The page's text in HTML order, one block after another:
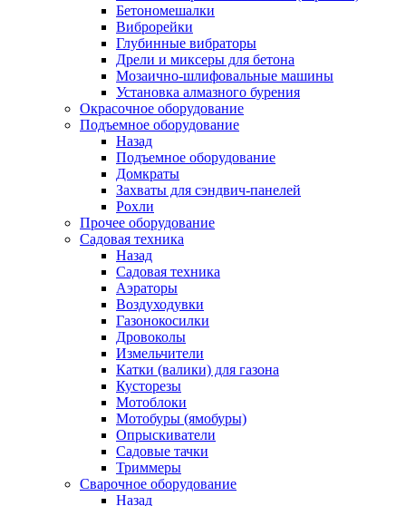
Бетономешалки
Виброрейки
Глубинные вибраторы
Дрели и миксеры для бетона
Мозаично-шлифовальные машины
Установка алмазного бурения
Окрасочное оборудование
Подъемное оборудование
Назад
Подъемное оборудование
Домкраты
Захваты для сэндвич-панелей
Рохли
Прочее оборудование
Садовая техника
Назад
Садовая техника
Аэраторы
Воздуходувки
Газонокосилки
Дровоколы
Измельчители
Катки (валики) для газона
Кусторезы
Мотоблоки
Мотобуры (ямобуры)
Опрыскиватели
Садовые тачки
Триммеры
Сварочное оборудование
Назад